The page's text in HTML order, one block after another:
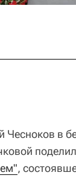
Чесноков в
,